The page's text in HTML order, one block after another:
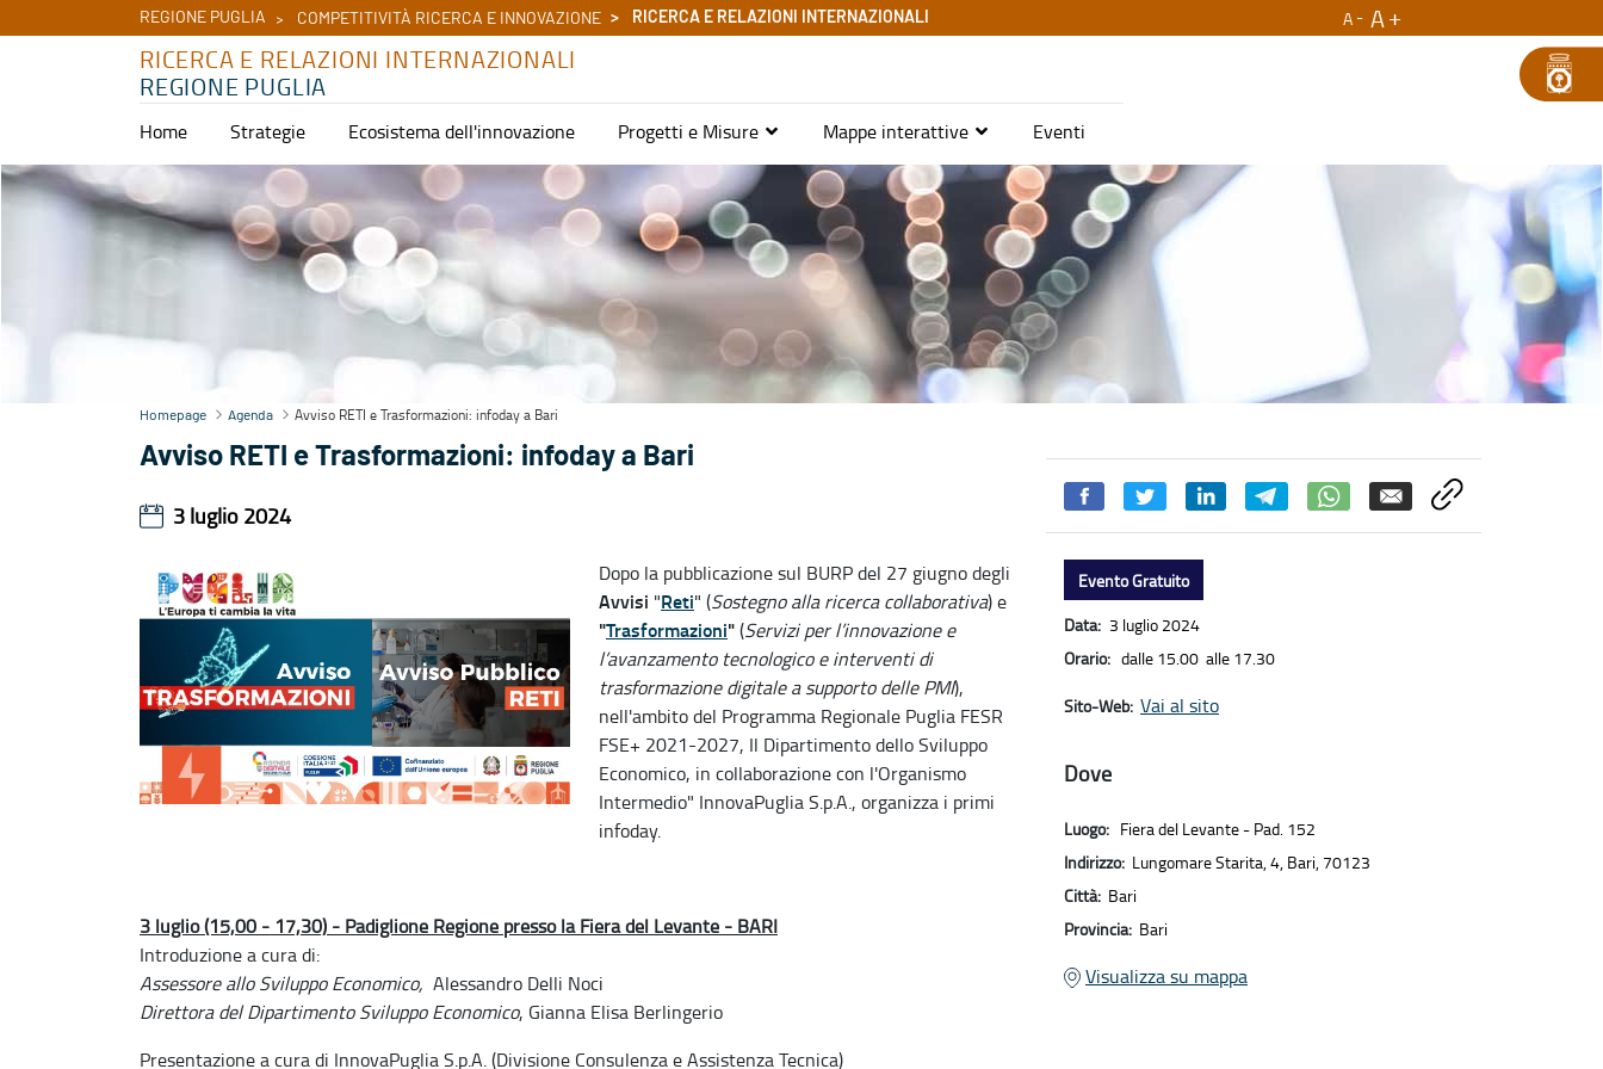
REGIONE PUGLIA COMPETITIVITÀ RICERCA E INNOVAZIONE RICERCA E RELAZIONI INTERNAZIONALI A
A
RICERCA E RELAZIONI INTERNAZIONALI
REGIONE PUGLIA
Home Strategie Ecosistema dell'innovazione Progetti e Misure Mappe interattive
Eventi
Agenda - Ricerca e relazioni internazionali
Homepage Agenda Avviso RETI e Trasformazioni: infoday a Bari
Avviso RETI e Trasformazioni: infoday a Bari
3 luglio 2024
Dopo la pubblicazione sul BURP del 27 giugno degli
Avvisi "Reti" (Sostegno alla ricerca collaborativa) e
"Trasformazioni"(Servizi per l’innovazione e
l’avanzamento tecnologico e interventi di
trasformazione digitale a supporto delle PMI),
nell'ambito del Programma Regionale Puglia FESR
FSE+ 2021-2027, Il Dipartimento dello Sviluppo
Economico, in collaborazione con l'Organismo
Intermedio" InnovaPuglia S.p.A., organizza i primi
infoday.
3 luglio (15,00 - 17,30) - Padiglione Regione presso la Fiera del Levante - BARI
Introduzione a cura di:
Assessore allo Sviluppo Economico, Alessandro Delli Noci
Direttora del Dipartimento Sviluppo Economico, Gianna Elisa Berlingerio
Presentazione a cura di InnovaPuglia S.p.A. (Divisione Consulenza e Assistenza Tecnica)
Evento Gratuito
Data: 3 luglio 2024
Orario: dalle 15.00 alle 17.30
Sito-Web: Vai al sito
Dove
Luogo: Fiera del Levante - Pad. 152
Indirizzo: Lungomare Starita, 4, Bari, 70123
Città: Bari
Provincia: Bari
Visualizza su mappa